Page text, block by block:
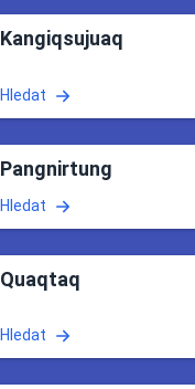
Kangiqsujuaq
Hledat
Pangnirtung
Hledat
Quaqtaq
Hledat